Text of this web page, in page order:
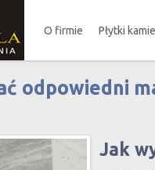
O firmie Płytki
odpowiedni
Jak